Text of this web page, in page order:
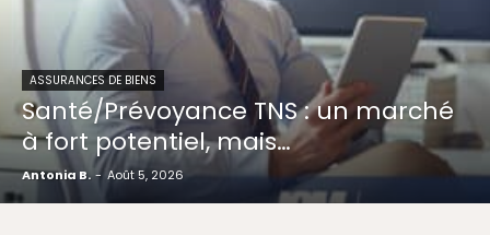
ASSURANCES DE BIENS
Santé/Prévoyance TNS : un marché
à fort potentiel, mais…
Antonia B. - Août 5, 2026